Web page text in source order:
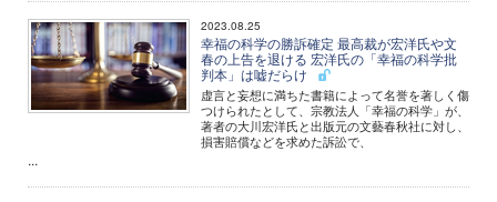
2023.08.25
幸福の科学の勝訴確定 最高裁が宏洋氏や文
春の上告を退ける 宏洋氏の「幸福の科学批
判本」は嘘だらけ
虚言と妄想に満ちた書籍によって名誉を著しく傷
つけられたとして、宗教法人「幸福の科学」が、
著者の大川宏洋氏と出版元の文藝春秋社に対し、
損害賠償などを求めた訴訟で、
...